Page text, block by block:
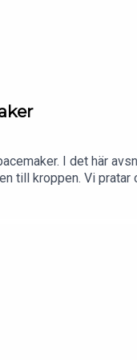
I det här
till kroppen. Vi
med infektion
om löpning
målgrupp?Bli